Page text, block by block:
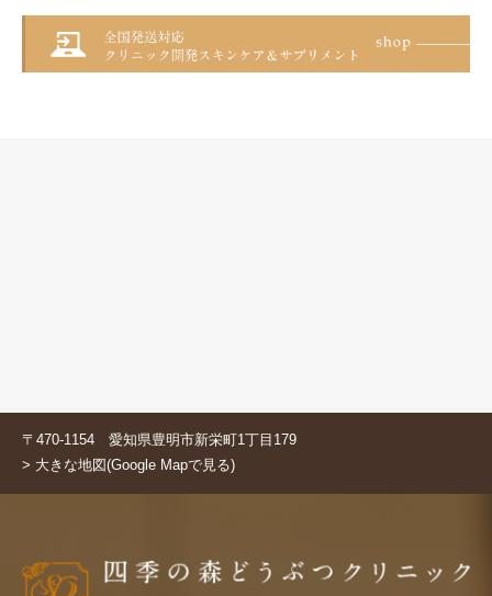
〒470-1154 愛知県豊明市新栄町1丁目179
> 大きな地図(Google Mapで見る)